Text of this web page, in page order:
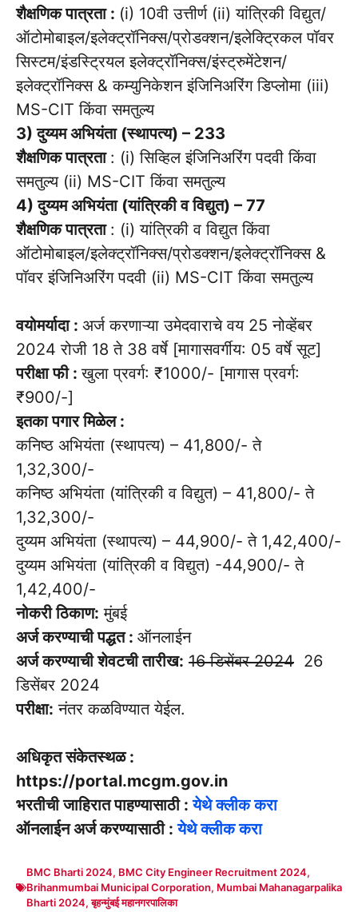
शैक्षणिक पात्रता : (i) 10वी उत्तीर्ण (ii) यांत्रिकी विद्युत/
ऑटोमोबाइल/इलेक्ट्रॉनिक्स/प्रोडक्शन/इलेक्ट्रिकल पॉवर
सिस्टम/इंडस्ट्रियल इलेक्ट्रॉनिक्स/इंस्ट्रुमेंटेशन/
इलेक्ट्रॉनिक्स & कम्युनिकेशन इंजिनिअरिंग डिप्लोमा (iii)
MS-CIT किंवा समतुल्य
3) दुय्यम अभियंता (स्थापत्य) – 233
शैक्षणिक पात्रता : (i) सिव्हिल इंजिनिअरिंग पदवी किंवा
समतुल्य (ii) MS-CIT किंवा समतुल्य
4) दुय्यम अभियंता (यांत्रिकी व विद्युत) – 77
शैक्षणिक पात्रता : (i) यांत्रिकी व विद्युत किंवा
ऑटोमोबाइल/इलेक्ट्रॉनिक्स/प्रोडक्शन/इलेक्ट्रॉनिक्स &
पॉवर इंजिनिअरिंग पदवी (ii) MS-CIT किंवा समतुल्य
वयोमर्यादा : अर्ज करणाऱ्या उमेदवाराचे वय 25 नोव्हेंबर
2024 रोजी 18 ते 38 वर्षे [मागासवर्गीय: 05 वर्षे सूट]
परीक्षा फी :खुला प्रवर्ग: ₹1000/- [मागास प्रवर्ग:
₹900/-]
इतका पगार मिळेल :
कनिष्ठ अभियंता (स्थापत्य) – 41,800/- ते
1,32,300/-
कनिष्ठ अभियंता (यांत्रिकी व विद्युत) – 41,800/- ते
1,32,300/-
दुय्यम अभियंता (स्थापत्य) – 44,900/- ते 1,42,400/-
दुय्यम अभियंता (यांत्रिकी व विद्युत) -44,900/- ते
1,42,400/-
नोकरी ठिकाण: मुंबई
अर्ज करण्याची पद्धत : ऑनलाईन
अर्ज करण्याची शेवटची तारीख: 16 डिसेंबर 2024 26
डिसेंबर 2024
परीक्षा: नंतर कळविण्यात येईल.
अधिकृत संकेतस्थळ :
https://portal.mcgm.gov.in
भरतीची जाहिरात पाहण्यासाठी :येथे क्लीक करा
ऑनलाईन अर्ज करण्यासाठी :येथे क्लीक करा
BMC Bharti 2024, BMC City Engineer Recruitment 2024,
Brihanmumbai Municipal Corporation, Mumbai Mahanagarpalika
Bharti 2024,बृहन्मुंबई महानगरपालिका